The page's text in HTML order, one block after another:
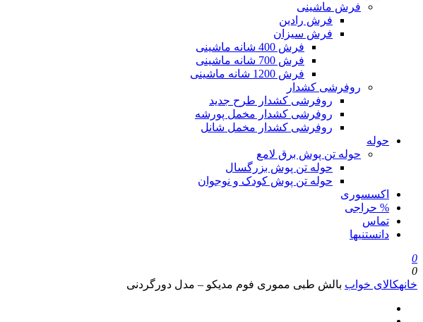
فرش ماشینی
فرش رادین
فرش سیزان
فرش 400 شانه ماشینی
فرش 700 شانه ماشینی
فرش 1200 شانه ماشینی
روفرشی کشدار
روفرشی کشدار طرح جدید
روفرشی کشدار مخمل پورشه
روفرشی کشدار مخمل شانل
حوله
حوله تن پوش برق لامع
حوله تن پوش بزرگسال
حوله تن پوش کودک و نوجوان
اکسسوری
% حراجی
تماس
دانستنیها
0
0
خانهکالای خواب بالش طبی مموری فوم مدیکو – مدل دورگردنی